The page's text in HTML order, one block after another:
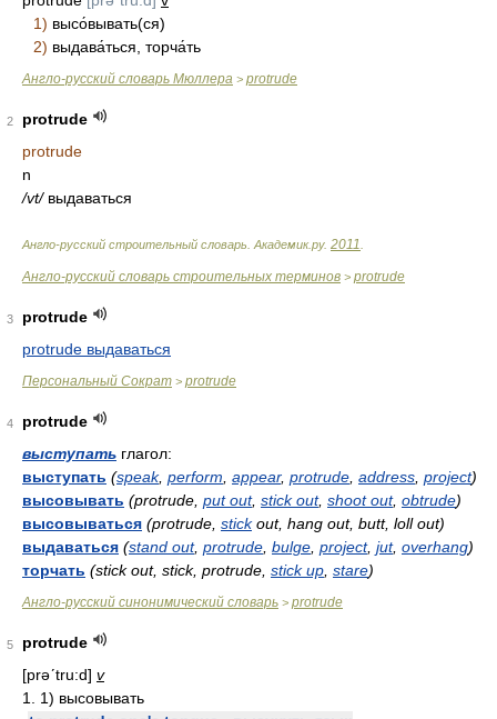
1) высо́вывать(ся)
2) выдава́ться, торча́ть
Англо-русский словарь Мюллера > protrude
2
protrude
protrude
n
/vt/выдаваться
Англо-русский строительный словарь Академик.ру. 2011
Англо-русский словарь строительных терминов > protrude
3
protrude
protrude выдаваться
Персональный Сократ > protrude
4
protrude
выступать глагол:
выступать (speak, perform appear, protrude address project)
высовывать (protrude, put out, stick out, shoot out, obtrude)
высовываться (protrude, stickout, hang out, butt, loll out)
выдаваться (stand out, protrude bulge project, jut, overhang)
торчать (stick out, stick, protrude, stick up stare)
Англо-русский синонимический словарь > protrude
5
protrude
[prəʹtru:d] v
1. 1) высовывать